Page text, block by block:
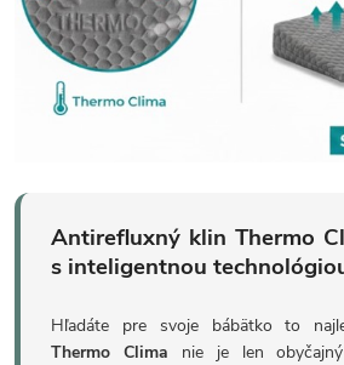
Antirefluxný klin Thermo
s inteligentnou
Hľadáte pre svoje bábätko to
Thermo Clima nie je len